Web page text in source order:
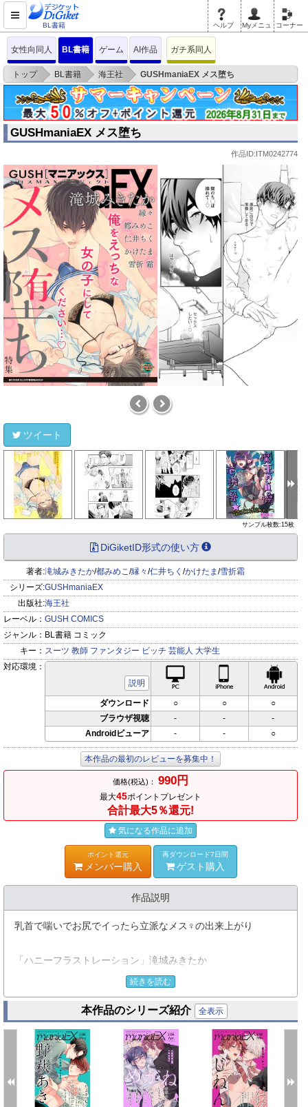
BL書籍 ヘルプ Myメニュ コーナー
女性向同人 BL書籍 ゲーム AI作品 ガチ系同人
トップ > BL書籍 > 海王社 > GUSHmaniaEX メス堕ち
GUSHmaniaEX メス堕ち
作品ID:ITM0242774
ツイート
サンプル枚数:15枚
DiGiketID形式の使い方
著者:滝城みきたか/都みめこ/縁々/仁井ちく /かけたま /雪折霜
シリーズ:GUSHmaniaEX
出版社:海王社
レーベル： GUSH COMICS
ジャンル： BL書籍 コミック
キー： スーツ 教師 ファンタジー ビッチ 芸能人 大学生
対応環境：
説明
iPhone対応
ダウンロード ○ ○
○
ブラウザ視聴
- -
-
Androidビューア
- - ○
本作品の最初のレビューを募集中！
価格(税込)： 990円
最大45ポイントプレゼント
合計最大5％還元!
気になる作品に追加
ポイント還元
メンバー購入
再ダウンロード7日間
ゲスト購入
作品説明
乳首で喘いでお尻でイったら立派なメス♀の出来上がり
「ハニーフラストレーション」滝城みきたか
手のかかるワンコ系後輩×昼は堅物・夜はエロ生配信主の二面
性リーマンのシークレットオフィスラブ！
「魔王の貞操、危機一髪★ ～1,000年の眠りから覚めたら、世
界がエロコンテンツ化してました！～」都みめこ
「魔王のわしにこんなことして、ただで済むと思うなよぉぉ
v」腹黒勇者×弱体化魔王のメス堕ちから始まるビジネスえっち
続きを読む
本作品のシリーズ紹介 全表示